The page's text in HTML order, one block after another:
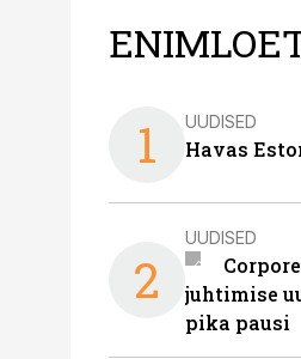
1 UUDISED
Havas
2
UUDISED
juhtimise
pika pausi